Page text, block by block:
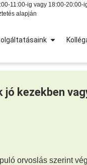
11:00-ig vagy 18:00-20:00-
alapján
jó kezekben
orvoslás szerint